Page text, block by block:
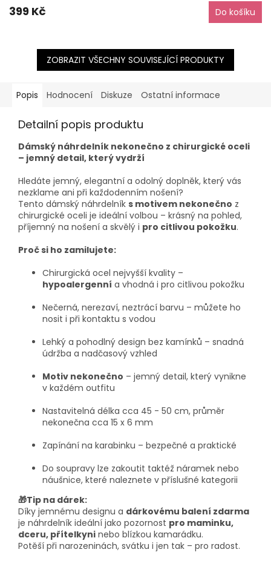
399 Kč Do košíku
ZOBRAZIT VŠECHNY SOUVISEJÍCÍ PRODUKTY
Popis Hodnocení Diskuze Ostatní informace
Detailní popis produktu
Dámský náhrdelník nekonečno z chirurgické oceli
– jemný detail, který vydrží
Hledáte jemný, elegantní a odolný doplněk, který vás
nezklame ani při každodenním nošení?
Tento dámský náhrdelník s motivem nekonečno z
chirurgické oceli je ideální volbou – krásný na pohled,
příjemný na nošení a skvělý i pro citlivou pokožku.
Proč si ho zamilujete:
Chirurgická ocel nejvyšší kvality –
hypoalergenní a vhodná i pro citlivou pokožku
Nečerná, nerezaví, neztrácí barvu – můžete ho
nosit i při kontaktu s vodou
Lehký a pohodlný design bez kamínků – snadná
údržba a nadčasový vzhled
Motiv nekonečno – jemný detail, který vynikne
v každém outfitu
Nastavitelná délka cca 45 - 50 cm, průměr
nekonečna cca 15 x 6 mm
Zapínání na karabinku – bezpečné a praktické
Do soupravy lze zakoutit taktéž náramek nebo
náušnice, které naleznete v příslušné kategorii
🎁Tip na dárek:
Díky jemnému designu a dárkovému balení zdarma
je náhrdelník ideální jako pozornost pro maminku,
dceru, přítelkyni nebo blízkou kamarádku.
Potěší při narozeninách, svátku i jen tak – pro radost.